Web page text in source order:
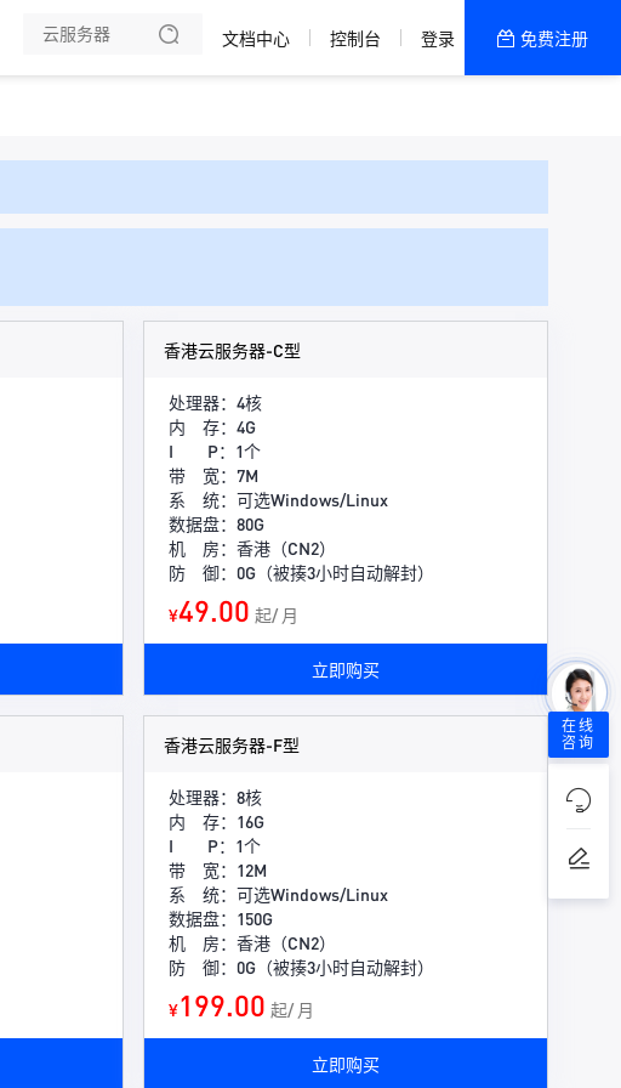
文档中心 控制台 登录 免费注册
香港云服务器-C型
处理器：4核
内 存：4G
I P：1个
带 宽：7M
系 统：可选Windows/Linux
数据盘：80G
机 房：香港（CN2）
防 御：0G（被揍3小时自动解封）
¥49.00 起/ 月
立即购买
香港云服务器-F型
处理器：8核
内 存：16G
I P：1个
带 宽：12M
系 统：可选Windows/Linux
数据盘：150G
机 房：香港（CN2）
防 御：0G（被揍3小时自动解封）
¥199.00 起/ 月
立即购买
在线
咨询